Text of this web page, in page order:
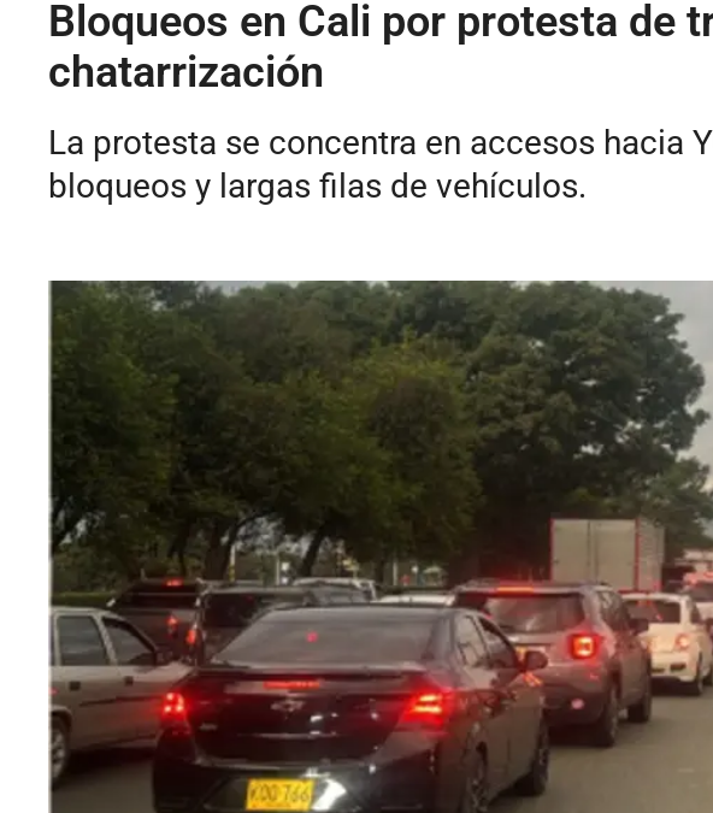
Bloqueos en Cali por protesta de
chatarrización
La protesta se concentra en accesos hacia
bloqueos y largas filas de vehículos.